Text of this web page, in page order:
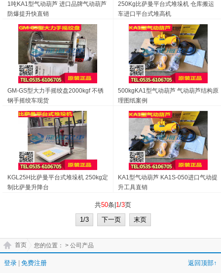
1吨KA1型气动葫芦 进口品牌气动葫芦
250Kg比萨曼平台式堆垛机 仓库搬运
车进口平台式堆高机
GM-GS型大力手摇绞盘2000kgf 不锈
钢手摇绞车现货
500kgKA1型气动葫芦 气动葫芦结构原
理图纸案例
KGL25H比萨曼平台式堆垛机 250kg定
制比萨曼升降台
KA1型气动葫芦 KA1S-050进口气动提
升工具直销
共50条| 1/3页
1/3
下一页 末页
您的位置：
首页 > 公司产品
登录 免费注册 返回顶部↑